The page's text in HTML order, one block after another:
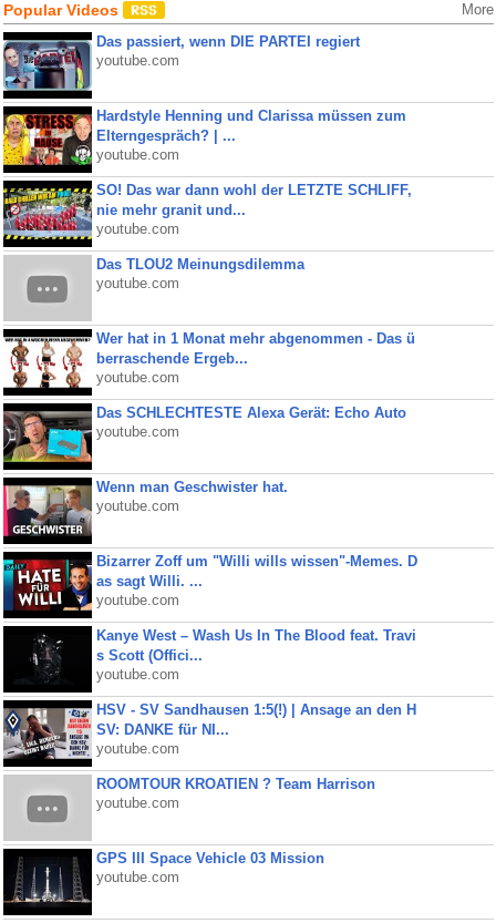
Popular Videos More
Das passiert, wenn DIE PARTEI regiert
youtube.com
Hardstyle Henning und Clarissa müssen zum
Elterngespräch? | ...
youtube.com
SO! Das war dann wohl der LETZTE SCHLIFF,
nie mehr granit und...
youtube.com
Das TLOU2 Meinungsdilemma
youtube.com
Wer hat in 1 Monat mehr abgenommen - Das ü
berraschende Ergeb...
youtube.com
Das SCHLECHTESTE Alexa Gerät: Echo Auto
youtube.com
Wenn man Geschwister hat.
youtube.com
Bizarrer Zoff um "Willi wills wissen"-Memes. D
as sagt Willi. ...
youtube.com
Kanye West – Wash Us In The Blood feat. Travi
s Scott (Offici...
youtube.com
HSV - SV Sandhausen 1:5(!) | Ansage an den H
SV: DANKE für NI...
youtube.com
ROOMTOUR KROATIEN ? Team Harrison
youtube.com
GPS III Space Vehicle 03 Mission
youtube.com